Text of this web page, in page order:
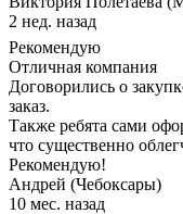
2 нед. назад
Рекомендую
Отличная компания
Договорились о
заказ.
Также ребята сами
что существенно
Рекомендую!
Андрей (Чебоксары)
10 мес. назад